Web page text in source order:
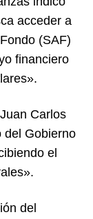
acceder a
(SAF)
financiero
Carlos
del Gobierno
el
del